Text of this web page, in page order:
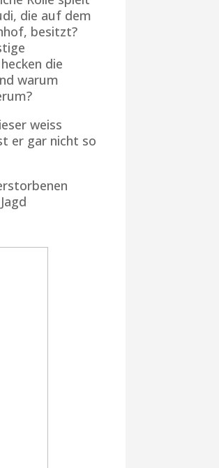
die auf dem
besitzt?
die
warum
weiss
er gar nicht so